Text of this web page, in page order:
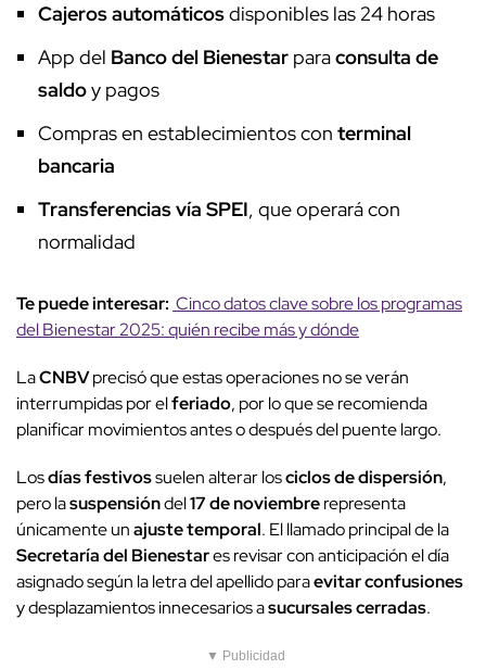
Cajeros automáticosdisponibles las 24 horas
App del Banco del Bienestar paraconsulta de
saldoy pagos
Compras en establecimientos con terminal
bancaria
Transferencias vía SPEI, que operará con
normalidad
Te puede interesar: Cinco datos clave sobre los programas
del Bienestar 2025: quién recibe más y dónde
LaCNBVprecisó que estas operaciones no se verán
interrumpidas por elferiado, por lo que se recomienda
planificar movimientos antes o después del puente largo.
Losdías festivossuelen alterar losciclos de dispersión,
pero lasuspensióndel17 de noviembrerepresenta
únicamente unajuste temporal. El llamado principal de la
Secretaría del Bienestares revisar con anticipación el día
asignado según la letra del apellido paraevitar confusiones
y desplazamientos innecesarios asucursales cerradas.
▼ Publicidad